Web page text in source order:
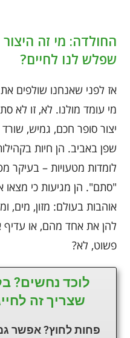
החולדה: מי זה
שפלש לנו לחיים?
אז לפני שאנחנו שולפים
מי עומד מולנו. לא, זו לא
יצור סופר חכם, גמיש,
שפן באביב. הן חיות
לומדות מטעויות – בעיקר
"סתם". הן מגיעות כי
אוהבות בעולם: מזון, מים,
להן את אחד מהם, או עדיף
פשוט, לא?
לוכד נחשים?
שצריך זה
פחות לחוץ? אפשר